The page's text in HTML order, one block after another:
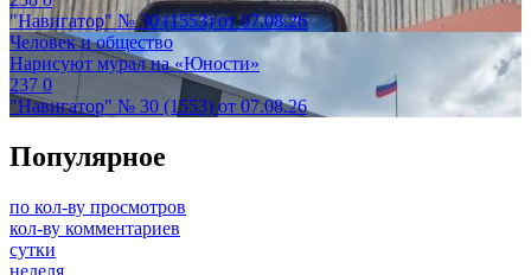
"Навигатор" № 30 (1553) от 07.08.26
Человек и общество
Нарисуют мурал на «Юности»
237 0
"Навигатор" № 30 (1553) от 07.08.26
Популярное
по кол-ву просмотров
кол-ву комментариев
сутки
неделя